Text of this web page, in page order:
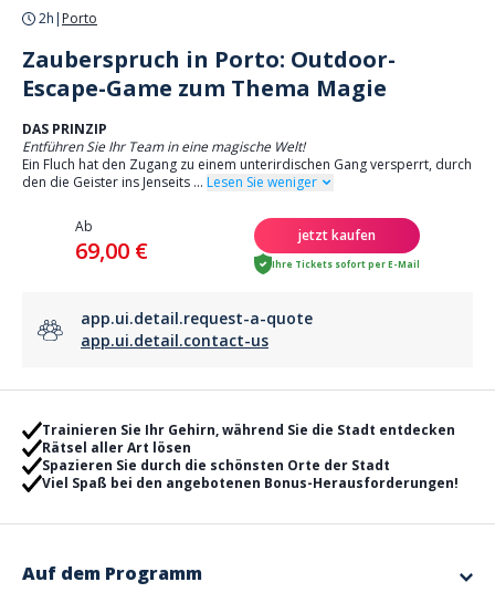
2h | Porto
Zauberspruch in Porto: Outdoor-
Escape-Game zum Thema Magie
DAS PRINZIP
Entführen Sie Ihr Team in eine magische Welt!
Ein Fluch hat den Zugang zu einem unterirdischen Gang versperrt, durch
den die Geister ins Jenseits ... Lesen Sie weniger
Ab
69,00 €
jetzt kaufen
Ihre Tickets sofort per E-Mail
app.ui.detail.request-a-quote
app.ui.detail.contact-us
Trainieren Sie Ihr Gehirn, während Sie die Stadt entdecken
Rätsel aller Art lösen
Spazieren Sie durch die schönsten Orte der Stadt
Viel Spaß bei den angebotenen Bonus-Herausforderungen!
Auf dem Programm